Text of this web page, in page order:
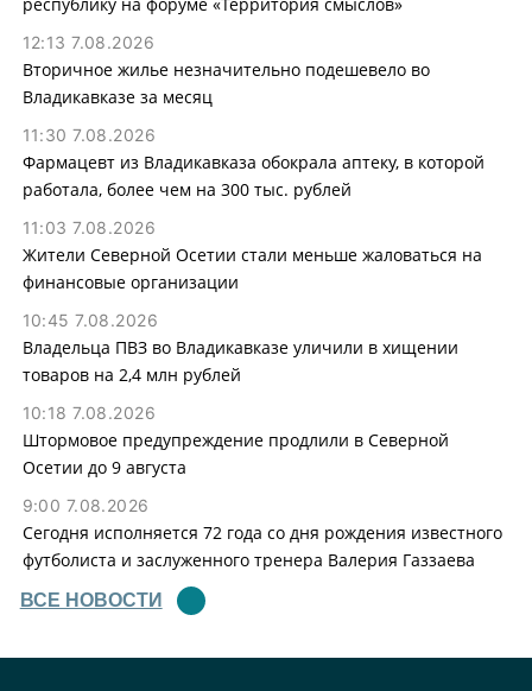
12:13 7.08.2026
Вторичное жилье незначительно подешевело во
Владикавказе за месяц
11:30 7.08.2026
Фармацевт из Владикавказа обокрала аптеку, в которой
работала, более чем на 300 тыс. рублей
11:03 7.08.2026
Жители Северной Осетии стали меньше жаловаться на
финансовые организации
10:45 7.08.2026
Владельца ПВЗ во Владикавказе уличили в хищении
товаров на 2,4 млн рублей
10:18 7.08.2026
Штормовое предупреждение продлили в Северной
Осетии до 9 августа
9:00 7.08.2026
Сегодня исполняется 72 года со дня рождения известного
футболиста и заслуженного тренера Валерия Газзаева
ВСЕ НОВОСТИ